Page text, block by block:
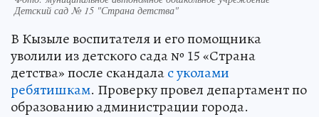
Детский сад № 15 "Страна детства"
В Кызыле воспитателя и его помощника
уволили из детского сада № 15 «Страна
детства» после скандалас уколами
ребятишкам. Проверку провел департамент по
образованию администрации города.